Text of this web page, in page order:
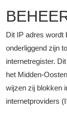
Dit IP adres wordt
onderliggend zijn
internetregister.
het Midden-
wijzen zij blokken
internetproviders